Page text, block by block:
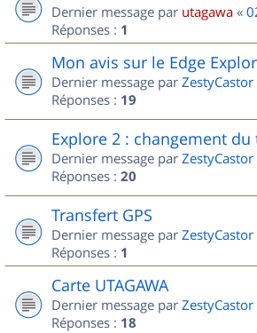
Dernier message par utagawa «
Réponses : 1
Mon avis sur le Edge
Dernier message par ZestyCastor
Réponses : 19
Explore 2 : changement
Dernier message par ZestyCastor
Réponses : 20
Transfert GPS
Dernier message par ZestyCastor
Réponses : 1
Carte UTAGAWA
Dernier message par ZestyCastor
Réponses : 18